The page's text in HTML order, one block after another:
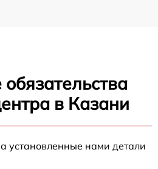
в Казани
установленные нами детали